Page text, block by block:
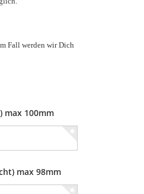
Fall werden wir Dich
max 100mm
max 98mm